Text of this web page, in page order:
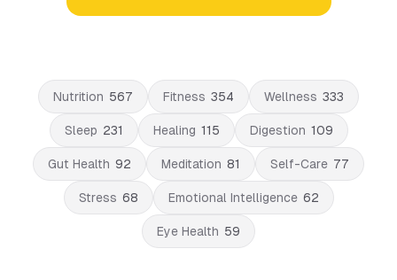
Nutrition 567 Fitness 354 Wellness 333
Sleep 231 Healing 115 Digestion 109
Gut Health 92 Meditation 81 Self-Care 77
Stress 68 Emotional Intelligence 62
Eye Health 59